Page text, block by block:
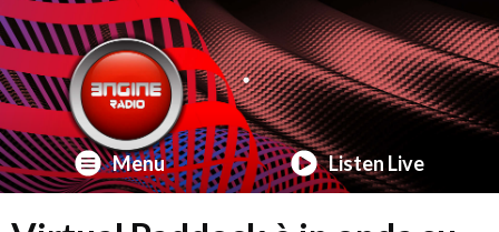
Menu Listen Live